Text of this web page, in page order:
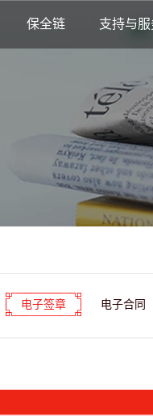
保全链 支持与服
电子签章 电子合同